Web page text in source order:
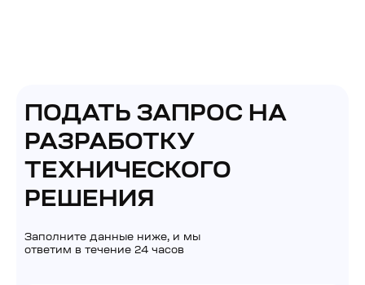
ПОДАТЬ ЗАПРОС НА
РАЗРАБОТКУ
ТЕХНИЧЕСКОГО
РЕШЕНИЯ
Заполните данные ниже, и мы
ответим в течение 24 часов